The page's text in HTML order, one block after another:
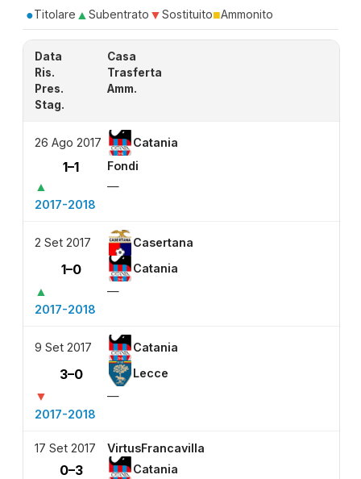
●Titolare ▲ Subentrato ▼Sostituito■Ammonito
Data
Casa
Ris.
Trasferta
Pres.
Amm.
Stag.
26 Ago 2017 Catania
1–1 Fondi
▲
—
2017-2018
2 Set 2017 Casertana
1–0 Catania
▲
—
2017-2018
9 Set 2017 Catania
3–0 Lecce
▼
—
2017-2018
17 Set 2017 VirtusFrancavilla
0–3 Catania